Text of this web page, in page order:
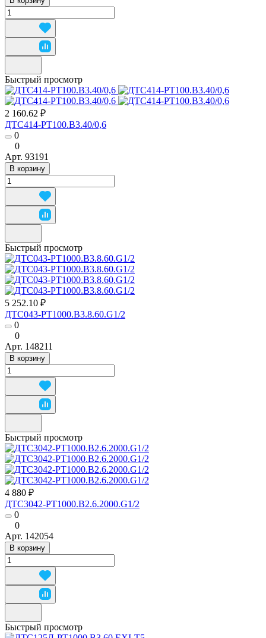
Быстрый просмотр
2 160.62 ₽
ДТС414-РТ100.В3.40/0,6
0
0
Арт. 93191
В корзину
Быстрый просмотр
5 252.10 ₽
ДТС043-РТ1000.В3.8.60.G1/2
0
0
Арт. 148211
В корзину
Быстрый просмотр
4 880 ₽
ДТС3042-РТ1000.В2.6.2000.G1/2
0
0
Арт. 142054
В корзину
Быстрый просмотр